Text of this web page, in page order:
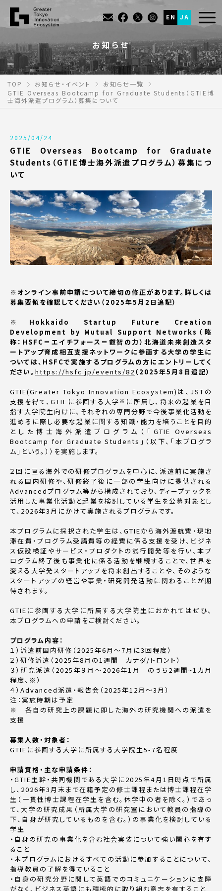
EN JA
お知らせ
TOP お知らせ・イベント
お知らせ一覧
GTIE Overseas Bootcamp for Graduate Students（GTIE博
士海外派遣プログラム）募集について
2025/04/24
GTIE Overseas Bootcamp for Graduate
Students（GTIE博士海外派遣プログラム）募集につ
いて
※オンライン事前申請について締切の修正があります。詳しくは
募集要領を確認してください（2025年5月2日追記）
※Hokkaido Startup Future Creation
Development by Mutual Support Networks（略
称：HSFC＝エイチフォース＝叡智の力）北海道未来創造スタ
ートアップ育成相互支援ネットワークに参画する大学の学生に
ついては、HSFCで実施するプログラムの方にエントリーしてく
ださい。 https://hsfc.jp/events/82 （2025年5月8日追記）
GTIE(Greater Tokyo Innovation Ecosystem)は、JSTの
支援を得て、GTIEに参画する大学※ に所属し、将来の起業を目
指す大学院生向けに、それぞれの専門分野で今後事業化活動を
進めるに際し必要な起業に関する知識・能力を培うことを目的
とした博士海外派遣プログラム（「GTIE Overseas
Bootcamp for Graduate Students」（以下、「本プログラ
ム」という。））を実施します。
２回に亘る海外での研修プログラムを中心に、派遣前に実施さ
れる国内研修や、研修終了後に一部の学生向けに提供される
Advancedプログラム等から構成されており、ディープテックを
活用した事業化活動と起業を検討している学生を公募対象とし
て、2026年3月にかけて実施されるプログラムです。
本プログラムに採択された学生は、GTIEから海外渡航費・現地
滞在費・プログラム受講費等の経費に係る支援を受け、ビジネ
ス仮設検証やサービス・プロダクトの試行開発等を行い、本プ
ログラム終了後も事業化に係る活動を継続することで、世界を
変える大学発スタートアップを将来創出することや、そのような
スタートアップの経営や事業・研究開発活動に関わることが期
待されます。
GTIEに参画する大学に所属する大学院生におかれてはぜひ、
本プログラムへの申請をご検討ください。
プログラム内容：
１）派遣前国内研修（2025年6月～7月に3回程度）
２）研修派遣（2025年8月の1週間 カナダ/トロント）
３）研究派遣（2025年９月～2026年1月 のうち2週間~1カ月
程度、※）
４）Advanced派遣・報告会（2025年12月～3月）
注：実施時期は予定
※ 各自の研究上の課題に即した海外の研究機関への派遣を
支援
募集人数・対象者：
GTIEに参画する大学に所属する大学院生5-7名程度
申請資格・主な申請条件：
・GTIE主幹・共同機関である大学に2025年4月1日時点で所属
し、2026年3月末まで在籍予定の修士課程または博士課程在学
生（一貫性博士課程在学生を含む。休学中の者を除く。）であっ
て、大学の研究成果（所属大学の研究室において教員の指導の
下、自身が研究しているものを含む。）の事業化を検討している
学生
・自身の研究の事業化を含む社会実装について強い関心を有す
ること
・本プログラムにおけるすべての活動に参加することについて、
指導教員の了解を得ていること
・自身の研究分野に関して英語でのコミュニケーションに支障
がなく、ビジネス英語にも積極的に取り組む意志を有すること